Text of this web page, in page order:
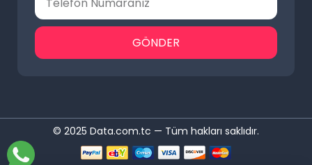
GÖNDER
© 2025 Data.com.tc — Tüm hakları saklıdır.